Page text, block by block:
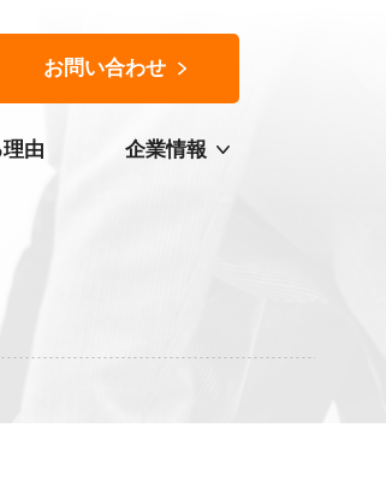
お問い合わせ
由 企業情報